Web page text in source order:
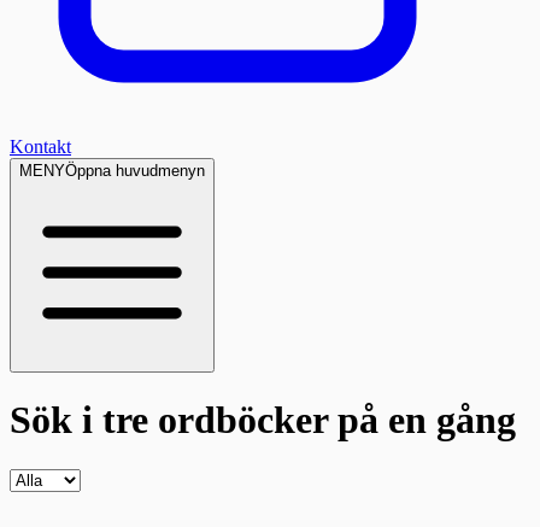
Kontakt
MENYÖppna huvudmenyn
Sök i tre ordböckerpå en gång